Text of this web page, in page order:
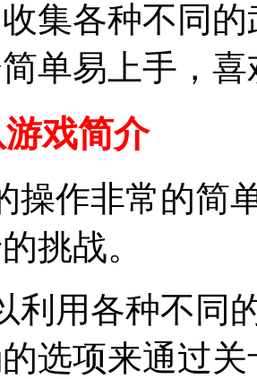
集各种不同
单易上手，
戏简介
操作非常的简
挑战。
利用各种不同
选项来通过关